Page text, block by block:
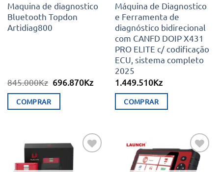
Maquina de diagnostico
Bluetooth Topdon
Artidiag800
845.000Kz O
era:
696.870KzO
COMPRAR
Máquina de Diagnostico
e Ferramenta de
diagnóstico bidirecional
com CANFD DOIP X431
PRO ELITE c/ codificação
ECU, sistema completo
2025
1.449.510Kz
COMPRAR
Adicionar
Adicionar